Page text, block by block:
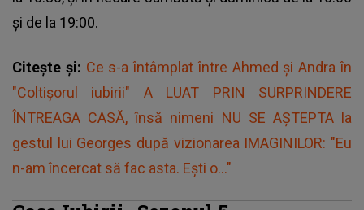
și de la 19:00.
Citește și: Ce s-a întâmplat între Ahmed și Andra în
"Coltișorul iubirii" A LUAT PRIN SURPRINDERE
ÎNTREAGA CASĂ, însă nimeni NU SE AȘTEPTA la
gestul lui Georges după vizionarea IMAGINILOR: "Eu
n-am încercat să fac asta. Ești o..."